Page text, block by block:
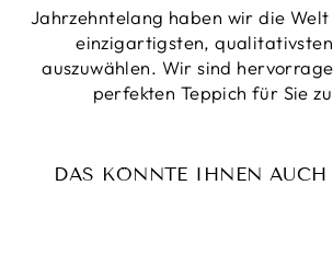
Jahrzehntelang haben wir die
einzigartigsten,
auszuwählen. Wir sind
perfekten Teppich für Sie
DAS KÖNNTE IHNEN AUCH